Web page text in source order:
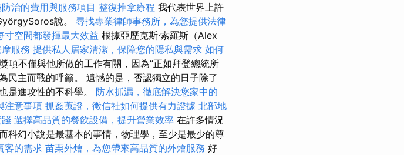
治的費用與服務項目 整復推拿療程 我代表世界上許
說。 尋找專業律師事務所，為您提供法律
寸空間都發揮最大效益 根據亞歷克斯·索羅斯（Alex
服務 提供私人居家清潔，保障您的隱私與需求 如何
項不僅與他所做的工作有關，因為“正如拜登總統所
民主而戰的呼籲。 遺憾的是，否認獨立的日子除了
是進攻性的不科學。 防水抓漏，徹底解決您家中的
注意事項 抓姦蒐證，徵信社如何提供有力證據 北部地
選擇高品質的餐飲設備，提升營業效率 在許多情況
科幻小說是最基本的事情，物理學，至少是最少的尊
客的需求 苗栗外燴，為您帶來高品質的外燴服務 好